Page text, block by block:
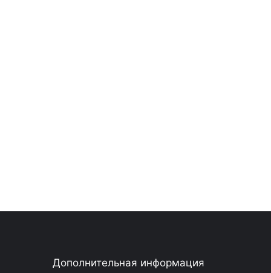
Дополнительная информация